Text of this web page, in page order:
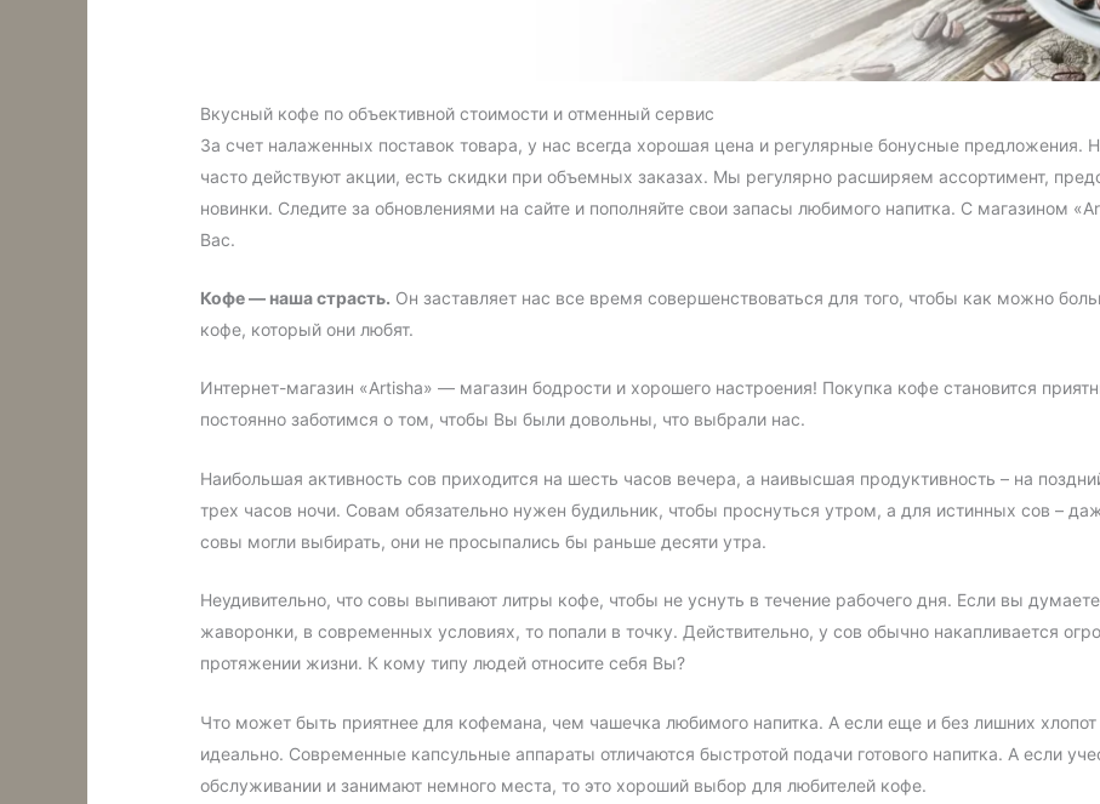
Вкусный кофе по объективной стоимости и отменный сервис
За счет налаженных поставок товара, у нас всегда хорошая цена и регулярные бонусные предложения.
часто действуют акции, есть скидки при объемных заказах. Мы регулярно расширяем ассортимент,
новинки. Следите за обновлениями на сайте и пополняйте свои запасы любимого напитка. С магазином
Вас.
Кофе — наша страсть. Он заставляет нас все время совершенствоваться для того, чтобы как можно
кофе, который они любят.
Интернет-магазин «Artisha» — магазин бодрости и хорошего настроения! Покупка кофе становится
постоянно заботимся о том, чтобы Вы были довольны, что выбрали нас.
Наибольшая активность сов приходится на шесть часов вечера, а наивысшая продуктивность – на
трех часов ночи. Совам обязательно нужен будильник, чтобы проснуться утром, а для истинных сов –
совы могли выбирать, они не просыпались бы раньше десяти утра.
Неудивительно, что совы выпивают литры кофе, чтобы не уснуть в течение рабочего дня. Если вы
жаворонки, в современных условиях, то попали в точку. Действительно, у сов обычно накапливается
протяжении жизни. К кому типу людей относите себя Вы?
Что может быть приятнее для кофемана, чем чашечка любимого напитка. А если еще и без лишних
идеально. Современные капсульные аппараты отличаются быстротой подачи готового напитка. А если
обслуживании и занимают немного места, то это хороший выбор для любителей кофе.